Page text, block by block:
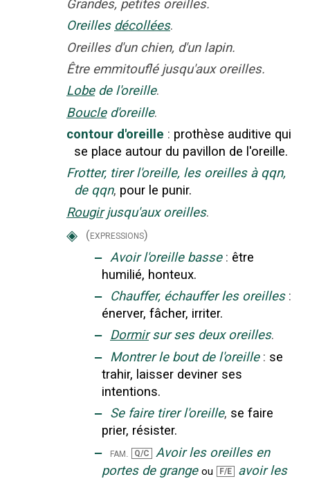
Grandes, petites oreilles.
Oreilles décollées.
Oreilles d'un chien, d'un lapin.
Être emmitouflé jusqu'aux oreilles.
Lobe de l'oreille.
Boucle d'oreille.
contour d'oreille : prothèse auditive qui
se place autour du pavillon de l'oreille.
Frotter, tirer l'oreille, les oreilles à qqn,
de qqn, pour le punir.
Rougir jusqu'aux oreilles.
◈ (expressions)
‒ Avoir l'oreille basse : être
humilié, honteux.
‒ Chauffer, échauffer les oreilles :
énerver, fâcher, irriter.
‒ Dormir sur ses deux oreilles.
‒ Montrer le bout de l'oreille : se
trahir, laisser deviner ses
intentions.
‒ Se faire tirer l'oreille, se faire
prier, résister.
‒ fam. Q/C
Avoir les oreilles en
portes de grange ou F/E
avoir les